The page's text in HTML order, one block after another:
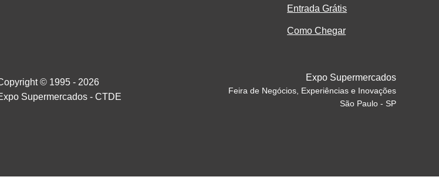
© 1995 - 2026
Supermercados - CTDE
Entrada Grátis
Como Chegar
Expo Supermercados
Feira de Negócios, Experiências e Inovações
São Paulo - SP